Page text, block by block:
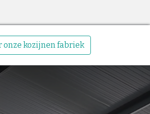
onze kozijnen fabriek